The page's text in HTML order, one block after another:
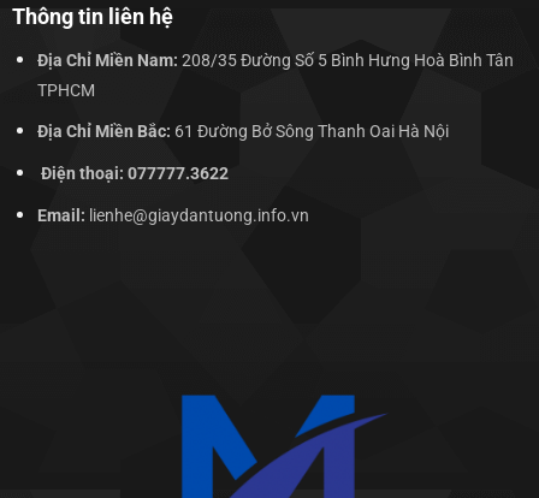
Thông tin liên hệ
Địa Chỉ Miền Nam: 208/35 Đường Số 5 Bình Hưng Hoà Bình Tân
TPHCM
Địa Chỉ Miền Bắc: 61 Đường Bở Sông Thanh Oai Hà Nội
Điện thoại: 077777.3622
Email: lienhe@giaydantuong.info.vn